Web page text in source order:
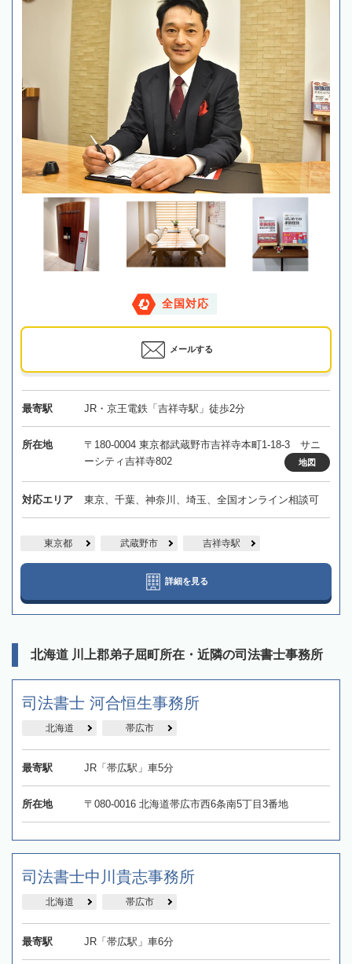
全国対応
メールする
最寄駅 JR・京王電鉄「吉祥寺駅」徒歩2分
所在地
〒180-0004 東京都武蔵野市吉祥寺本町1-18-3 サニ
ーシティ吉祥寺802
地図
対応エリア 東京、千葉、神奈川、埼玉、全国オンライン相談可
東京都 武蔵野市 吉祥寺駅
詳細を見る
北海道 川上郡弟子屈町所在・近隣の司法書士事務所
司法書士 河合恒生事務所
北海道 帯広市
最寄駅 JR「帯広駅」車5分
所在地 〒080-0016 北海道帯広市西6条南5丁目3番地
司法書士中川貴志事務所
北海道 帯広市
最寄駅 JR「帯広駅」車6分